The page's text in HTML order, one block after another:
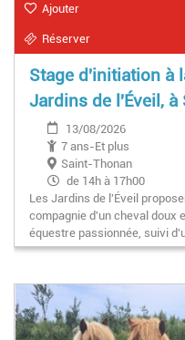
Ajouter
Réserver
Stage d'initiation à
Jardins de l'Éveil, à
13/08/2026
7 ans-Et plus
Saint-Thonan
de 14h à 17h00
Les Jardins de l'Éveil
compagnie d'un cheval doux
équestre passionnée, suivi